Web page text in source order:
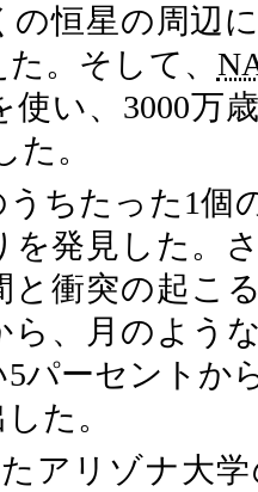
の恒星の周辺
。そして、
使い、3000万
た。
うちたった1個
を発見した。
と衝突の起こ
ら、月のよう
パーセントか
た。
アリゾナ大学